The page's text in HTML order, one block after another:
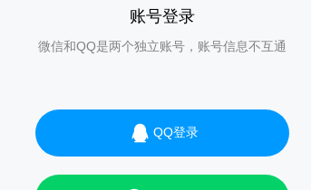
账号登录
微信和QQ是两个独立账号，账号信息不互通
QQ登录